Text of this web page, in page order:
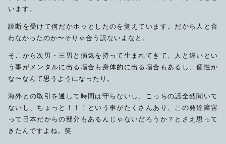
います。
診断を受けて何だかホッとしたのを覚えています。だから人と合
わなかったのか〜そりゃ合う訳ないよなと。
そこから次男・三男と病気を持って生まれてきて、人と違いとい
う事がメンタルに出る場合も身体的に出る場合もあるし、個性か
な〜なんて思うようになったり。
海外との取引を通して時間は守らないし、こっちの話全然聞いて
ないし、ちょっと！！！という事がたくさんあり、この発達障害
って日本だからの部分もあるんじゃないだろうか？とさえ思って
きたんですよね。笑